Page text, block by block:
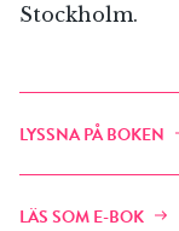
Stockholm.
LYSSNA PÅ BOKEN
LÄS SOM E-BOK